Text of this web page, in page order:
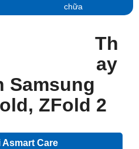
chữa
Th
ay
Samsung
ZFold 2
Asmart Care